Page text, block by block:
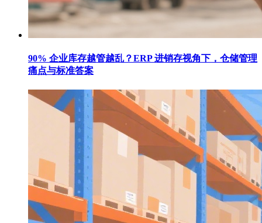
90% 企业库存越管越乱？ERP 进销存视角下，仓储管理
痛点与标准答案